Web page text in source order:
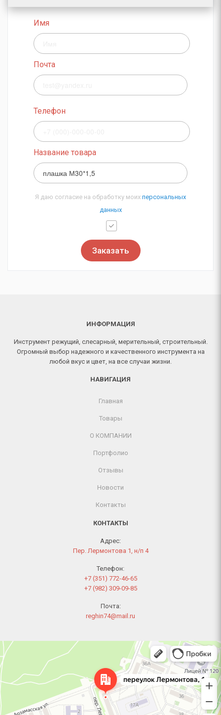
Имя
Почта
Телефон
Название товара
Я даю согласие на обработку моих персональных
данных
Заказать
ИНФОРМАЦИЯ
Инструмент режущий, слесарный, мерительный, строительный.
Огромный выбор надежного и качественного инструмента на
любой вкус и цвет, на все случаи жизни.
НАВИГАЦИЯ
Главная
Товары
О КОМПАНИИ
Портфолио
Отзывы
Новости
Контакты
КОНТАКТЫ
Адрес:
Пер. Лермонтова 1, н/п 4
Телефон:
+7 (351) 772-46-65
+7 (982) 309-09-85
Почта:
reghin74@mail.ru
Челябинск
Переулок Лермонтова, 1 — Яндекс Карты